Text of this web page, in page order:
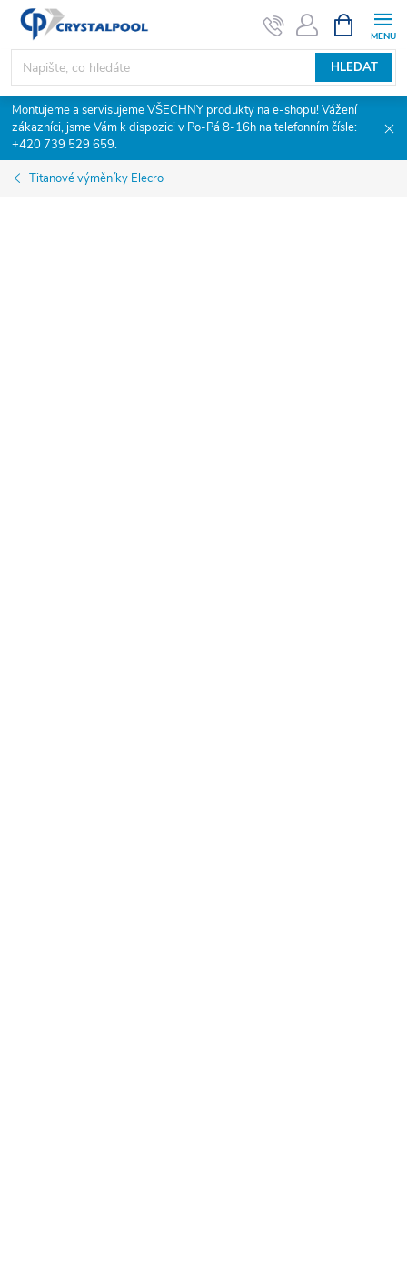
Přejít
obsah
HLEDAT
NÁKUPNÍ
KOŠÍK
Montujeme a servisujeme VŠECHNY produkty na e-shopu! Vážení
zákazníci, jsme Vám k dispozici v Po-Pá 8-16h na telefonním čísle:
+420 739 529 659.
Titanové výměníky Elecro